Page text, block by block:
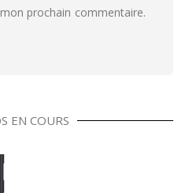
prochain commentaire.
EN COURS